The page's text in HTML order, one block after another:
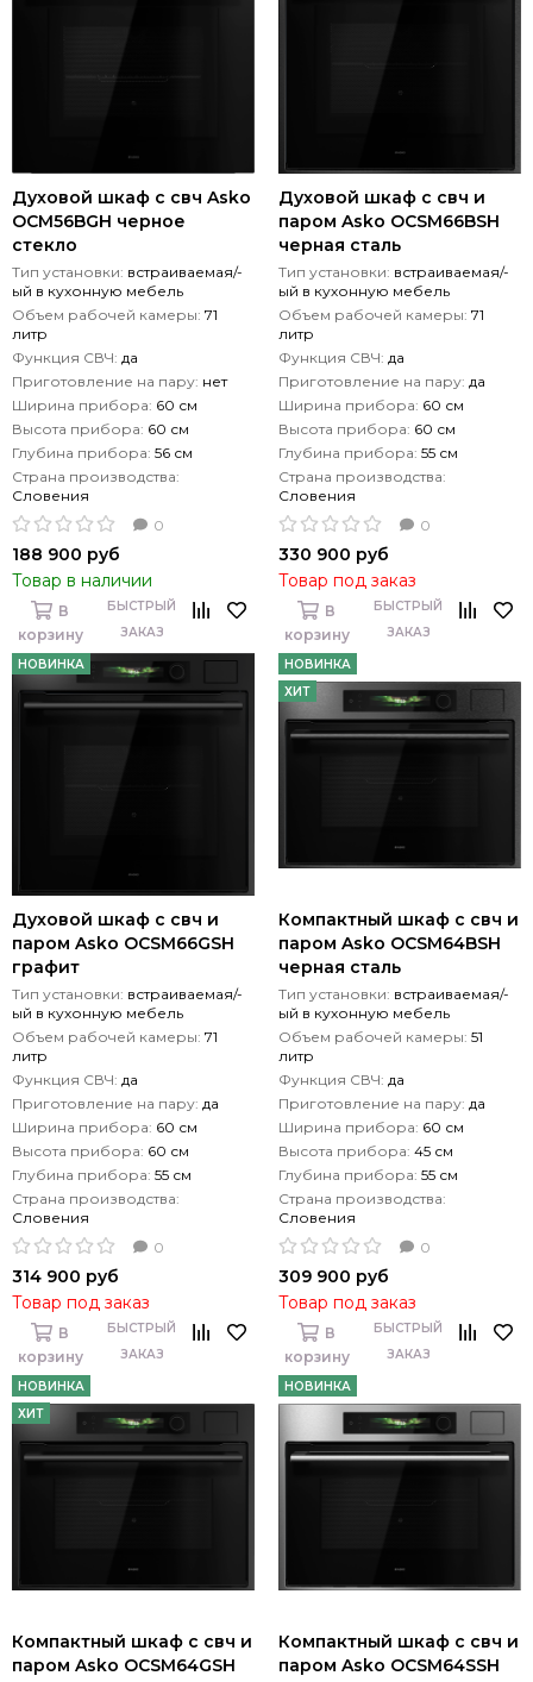
Духовой шкаф с свч Asko
OCM56BGH черное
стекло
Тип установки: встраиваемая/-
ый в кухонную мебель
Объем рабочей камеры: 71
литр
Функция СВЧ: да
Приготовление на пару: нет
Ширина прибора: 60 см
Высота прибора: 60 см
Глубина прибора: 56 см
Страна производства:
Словения
0
188 900 руб
Товар в наличии
В
корзину
БЫСТРЫЙ
ЗАКАЗ
Духовой шкаф с свч и
паром Asko OCSM66BSH
черная сталь
Тип установки: встраиваемая/-
ый в кухонную мебель
Объем рабочей камеры: 71
литр
Функция СВЧ: да
Приготовление на пару: да
Ширина прибора: 60 см
Высота прибора: 60 см
Глубина прибора: 55 см
Страна производства:
Словения
0
330 900 руб
Товар под заказ
В
корзину
БЫСТРЫЙ
ЗАКАЗ
НОВИНКА
Духовой шкаф с свч и
паром Asko OCSM66GSH
графит
Тип установки: встраиваемая/-
ый в кухонную мебель
Объем рабочей камеры: 71
литр
Функция СВЧ: да
Приготовление на пару: да
Ширина прибора: 60 см
Высота прибора: 60 см
Глубина прибора: 55 см
Страна производства:
Словения
0
314 900 руб
Товар под заказ
В
корзину
БЫСТРЫЙ
ЗАКАЗ
НОВИНКА
ХИТ
Компактный шкаф с свч и
паром Asko OCSM64BSH
черная сталь
Тип установки: встраиваемая/-
ый в кухонную мебель
Объем рабочей камеры: 51
литр
Функция СВЧ: да
Приготовление на пару: да
Ширина прибора: 60 см
Высота прибора: 45 см
Глубина прибора: 55 см
Страна производства:
Словения
0
309 900 руб
Товар под заказ
В
корзину
БЫСТРЫЙ
ЗАКАЗ
НОВИНКА
ХИТ
Компактный шкаф с свч и
паром Asko OCSM64GSH
НОВИНКА
Компактный шкаф с свч и
паром Asko OCSM64SSH